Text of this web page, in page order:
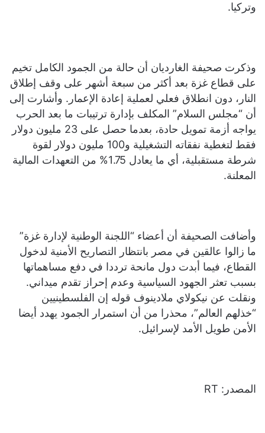
وتركيا.
وذكرت صحيفة الغارديان أن حالة من الجمود الكامل تخيم
على قطاع غزة بعد أكثر من سبعة أشهر على وقف إطلاق
النار، دون انطلاق فعلي لعملية إعادة الإعمار. وأشارت إلى
أن “مجلس السلام” المكلف بإدارة ترتيبات ما بعد الحرب
يواجه أزمة تمويل حادة، بعدما حصل على 23 مليون دولار
فقط لتغطية نفقاته التشغيلية و100 مليون دولار لقوة
شرطة مستقبلية، أي ما يعادل 1.75% من التعهدات المالية
المعلنة.
وأضافت الصحيفة أن أعضاء “اللجنة الوطنية لإدارة غزة”
ما زالوا عالقين في مصر بانتظار التصاريح الأمنية لدخول
القطاع، فيما أبدت دول مانحة ترددا في دفع مساهماتها
بسبب تعثر الجهود السياسية وعدم إحراز تقدم ميداني.
ونقلت عن نيكولاي ملادينوف قوله إن الفلسطينيين
“خذلهم العالم”، محذرا من أن استمرار الجمود يهدد أيضا
الأمن طويل الأمد لإسرائيل.
المصدر: RT